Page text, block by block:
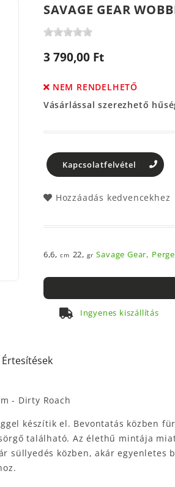
SAVAGE GEAR
3 790,00 Ft
NEM RENDELHETŐ
Vásárlással szerezhető
Kapcsolatfelvétel
Hozzáadás kedvencekhez
6,6, cm 22, gr Savage Gear,
Ingyenes kiszállítás
Értesítések
- Dirty Roach
készítik el. Bevontatás közben
található. Az élethű mintája
süllyedés közben, akár